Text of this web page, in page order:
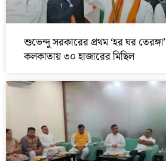
শুভেন্দু সরকারের প্রথম ‘হর ঘর
কলকাতায় ৩০ হাজারের মিছিল